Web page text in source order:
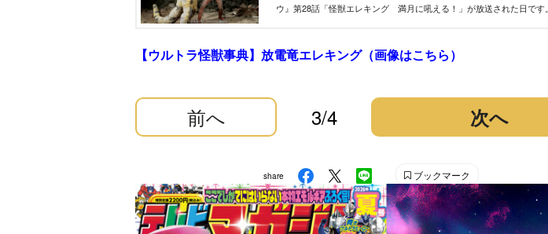
ウ』第28話「怪獣エレキング 満月に吼える！」が放送された日です。
【ウルトラ怪獣事典】放電竜エレキング（画像はこちら）
前へ 3/4 次へ
share ブックマーク